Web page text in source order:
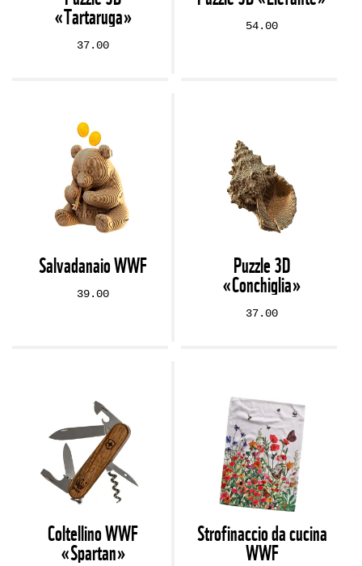
«Tartaruga»
37.00
54.00
Salvadanaio WWF
39.00
Puzzle 3D
«Conchiglia»
37.00
Coltellino WWF
«Spartan»
Strofinaccio da cucina
WWF